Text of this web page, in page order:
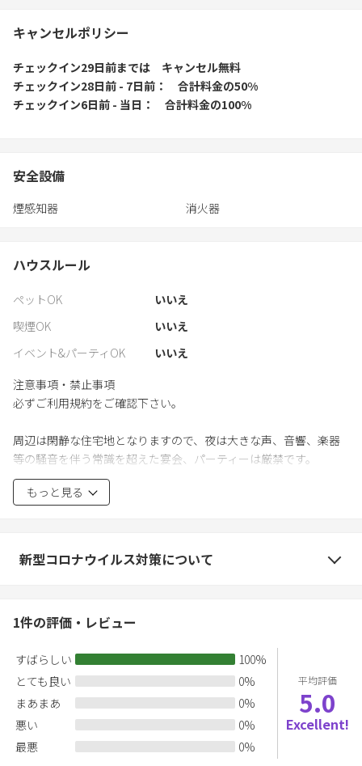
キャンセルポリシー
チェックイン29日前までは
キャンセル無料
チェックイン28日前 - 7日前
合計料金の50%
チェックイン6日前 - 当日
合計料金の100%
安全設備
煙感知器 消火器
ハウスルール
ペットOK
いいえ
喫煙OK
いいえ
イベント&パーティOK
いいえ
注意事項・禁止事項
必ずご利用規約をご確認下さい。
周辺は閑静な住宅地となりますので、夜は大きな声、音響、楽器
等の騒音を伴う常識を超えた宴会、パーティーは厳禁です。
海水浴後の水着、サンダル等のすすぎ洗いは、必ず屋外シャワー
で行ってから入室してください。
（この場合利用料金の返金は致しません）
外国籍のみのお客様は申し訳ありませんが当スタッフ外国語対応
施設内は全室禁煙となります。
喫煙(電子タバコ含む)はご指定の灰皿をご用意しております指定場
所のみとなります。
施設内禁煙場合での喫煙の形跡および吸い殻が確認された場合は
修復にかかるクリーニング費用、交換にかかる費用(壁紙・カーテ
ン・寝具類・ソファー・クッション・ブランケット・エアコン
等)、修復に伴う施設の損害を請求させていただきます。
主な注意事項
もっと見る
新型コロナウイルス対策について
1件の評価・レビュー
すばらしい 100%
とても良い
0%
まあまあ
0%
悪い
0%
最悪
0%
平均評価
5.0
Excellent!